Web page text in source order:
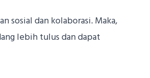
sosial dan kolaborasi. Maka,
lebih tulus dan dapat